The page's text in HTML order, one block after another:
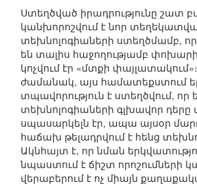
Ստեղծված իրադրությունը շատ
կանխորոշվում է նոր
տեխնոլոգիաների ստեղծմամբ,
են տալիս հաջողությամբ
կոչվում էր «մտքի
ժամանակ, այս համատեքստում
տպավորություն է ստեղծվում, որ
տեխնոլոգիաների գլխավոր դերը
սպասարկելն էր, ապա այսօր
հաճախ թելադրվում է հենց
Ակնհայտ է, որ նման
նպաստում է ճիշտ որոշումների
վերաբերում է ոչ միայն